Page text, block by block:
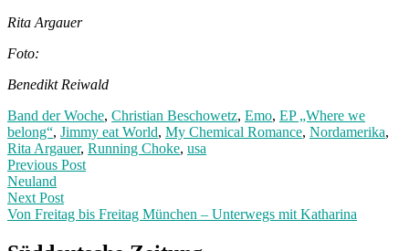
Rita Argauer
Foto:
Benedikt Reiwald
Band der Woche, Christian Beschowetz, Emo, EP „Where we
belong“, Jimmy eat World, My Chemical Romance, Nordamerika,
Rita Argauer, Running Choke, usa
Post
navigation
Previous PostPrevious
Neuland
Next Post
Von Freitag bis Freitag München – Unterwegs mit Katharina
Post: